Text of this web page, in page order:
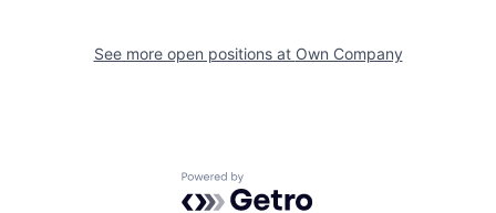
See more open positions at Own Company
Powered by Getro.com